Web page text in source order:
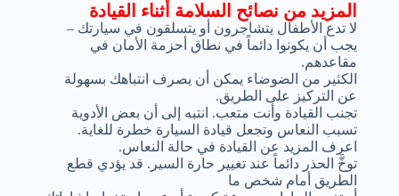
المزيد من نصائح السلامة أثناء القيادة
لا تدع الأطفال يتشاجرون أو يتسلقون في سيارتك –
يجب أن يكونوا دائماً في نطاق أحزمة الأمان في
مقاعدهم.
الكثير من الضوضاء يمكن أن يصرف انتباهك بسهولة
عن التركيز على الطريق.
تجنب القيادة وأنت متعب. انتبه إلى أن بعض الأدوية
تسبب النعاس وتجعل قيادة السيارة خطرة للغاية.
اعرف المزيد عن القيادة في حالة النعاس.
توخَّ الحذر دائماً عند تغيير حارة السير. قد يؤدي قطع
الطريق أمام شخص ما